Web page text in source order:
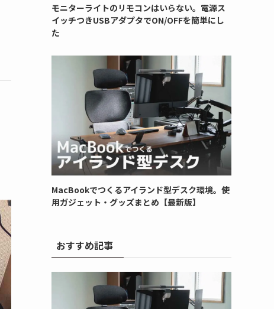
モニターライトのリモコンはいらない。電源ス
イッチつきUSBアダプタでON/OFFを簡単にし
た
MacBookでつくるアイランド型デスク環境。使
用ガジェット・グッズまとめ【最新版】
おすすめ記事